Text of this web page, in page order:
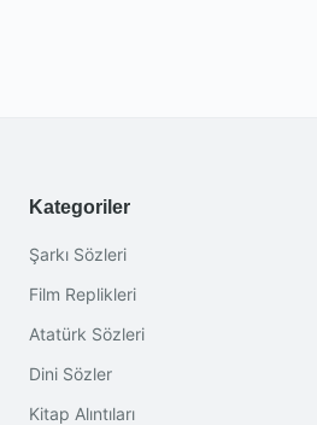
Kategoriler
Şarkı Sözleri
Film Replikleri
Atatürk Sözleri
Dini Sözler
Kitap Alıntıları